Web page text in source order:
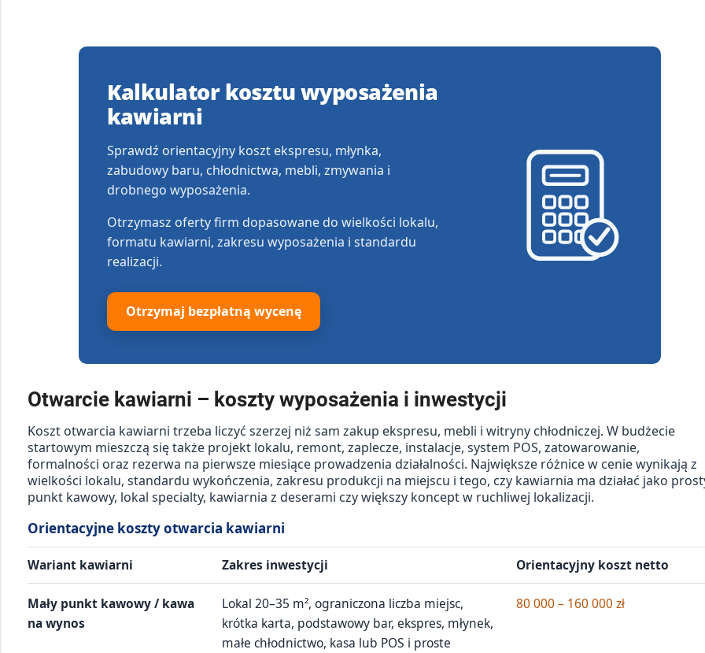
Kalkulator kosztu wyposażenia
kawiarni
Sprawdź orientacyjny koszt ekspresu, młynka,
zabudowy baru, chłodnictwa, mebli, zmywania i
drobnego wyposażenia.
Otrzymasz oferty firm dopasowane do wielkości lokalu,
formatu kawiarni, zakresu wyposażenia i standardu
realizacji.
Otrzymaj bezpłatną wycenę
Otwarcie kawiarni – koszty wyposażenia i inwestycji
Koszt otwarcia kawiarni trzeba liczyć szerzej niż sam zakup ekspresu, mebli i witryny chłodniczej. W budżecie
startowym mieszczą się także projekt lokalu, remont, zaplecze, instalacje, system POS, zatowarowanie,
formalności oraz rezerwa na pierwsze miesiące prowadzenia działalności. Największe różnice w cenie wynikają z
wielkości lokalu, standardu wykończenia, zakresu produkcji na miejscu i tego, czy kawiarnia ma działać jako
punkt kawowy, lokal specialty, kawiarnia z deserami czy większy koncept w ruchliwej lokalizacji.
Orientacyjne koszty otwarcia kawiarni
Wariant kawiarni Zakres inwestycji Orientacyjny koszt netto
Mały punkt kawowy / kawa
na wynos
Lokal 20–35 m², ograniczona liczba miejsc,
krótka karta, podstawowy bar, ekspres, młynek,
małe chłodnictwo, kasa lub POS i proste
80 000 – 160 000 zł